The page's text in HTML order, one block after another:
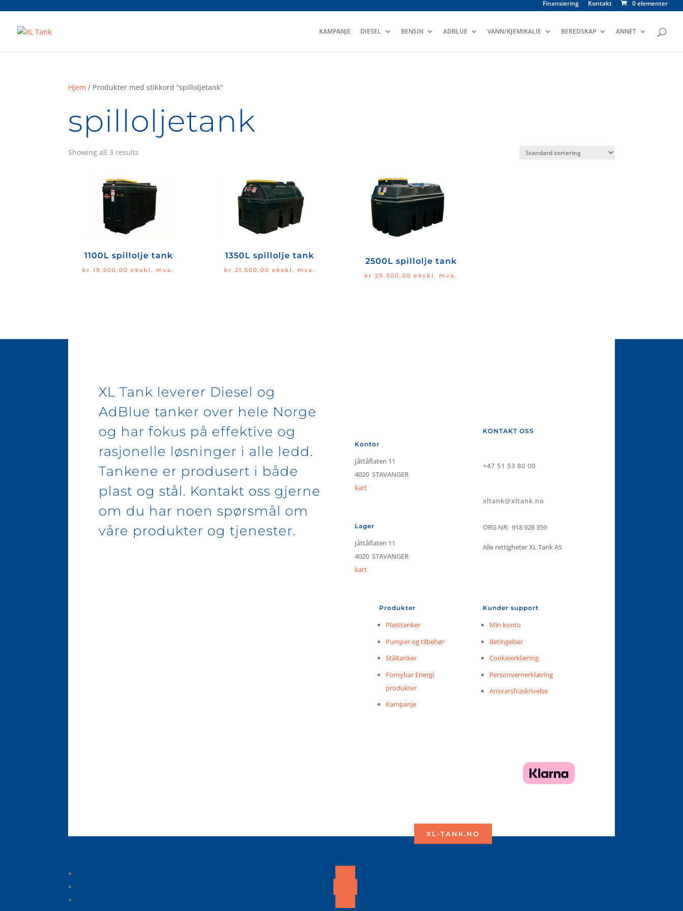
Finansiering Kontakt 0 elementer
KAMPANJE DIESEL BENSIN ADBLUE VANN/KJEMIKALIE BEREDSKAP ANNET
Hjem / Produkter med stikkord “spilloljetank”
spilloljetank
Showing all 3 results
1100L spillolje tank
kr 19.500,00 ekskl. mva.
1350L spillolje tank
kr 21.500,00 ekskl. mva.
2500L spillolje tank
kr 29.500,00 ekskl. mva.
XL Tank leverer Diesel og
AdBlue tanker over hele Norge
og har fokus på effektive og
rasjonelle løsninger i alle ledd.
Tankene er produsert i både
plast og stål. Kontakt oss gjerne
om du har noen spørsmål om
våre produkter og tjenester.
Kontor
Jåttåflaten 11
4020 STAVANGER
kart
Lager
Jåttåflaten 11
4020 STAVANGER
kart
KONTAKT OSS
+47 51 53 80 00
xltank@xltank.no
ORG NR: 918 928 359
Alle rettigheter XL Tank AS
Produkter
Plasttanker
Pumper og tilbehør
Ståltanker
Fornybar Energi
produkter
Kampanje
Kunder support
Min konto
Betingelser
Cookieerklæring
Personvernerklæring
Ansvarsfraskrivelse
XL-TANK.NO